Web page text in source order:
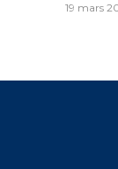
19 mars